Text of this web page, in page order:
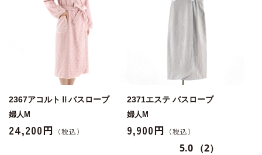
2367アコルトⅡバスローブ
婦人M
24,200円
2371エステ バスローブ
婦人M
9,900円
5.0 （2）